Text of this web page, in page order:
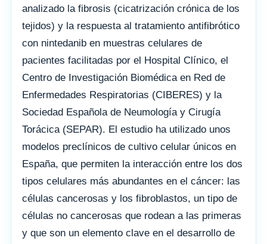
analizado la fibrosis (cicatrización crónica de los
tejidos) y la respuesta al tratamiento antifibrótico
con nintedanib en muestras celulares de
pacientes facilitadas por el Hospital Clínico, el
Centro de Investigación Biomédica en Red de
Enfermedades Respiratorias (CIBERES) y la
Sociedad Española de Neumología y Cirugía
Torácica (SEPAR). El estudio ha utilizado unos
modelos preclínicos de cultivo celular únicos en
España, que permiten la interacción entre los dos
tipos celulares más abundantes en el cáncer: las
células cancerosas y los fibroblastos, un tipo de
células no cancerosas que rodean a las primeras
y que son un elemento clave en el desarrollo de